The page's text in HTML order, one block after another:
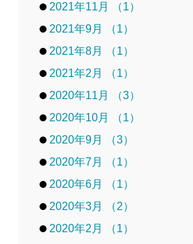
2021年11月 （1）
2021年9月 （1）
2021年8月 （1）
2021年2月 （1）
2020年11月 （3）
2020年10月 （1）
2020年9月 （3）
2020年7月 （1）
2020年6月 （1）
2020年3月 （2）
2020年2月 （1）